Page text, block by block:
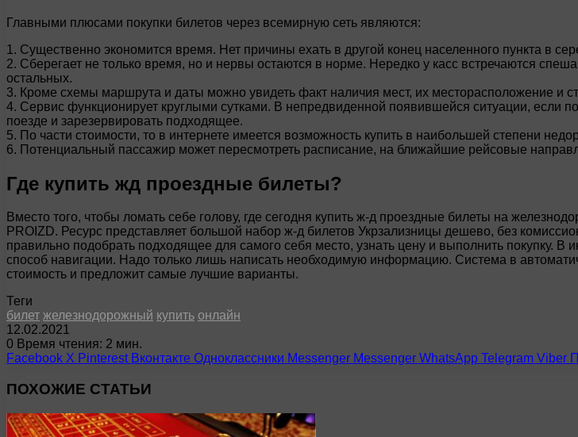
Главными плюсами покупки билетов через всемирную сеть являются:
1. Существенно экономится время. Нет причины ехать в другой конец населенного пункта в
2. Сберегает не только время, но и нервы остаются в норме. Нередко у касс встречаются
остальных.
3. Кроме схемы маршрута и даты можно увидеть факт наличия мест, их месторасположение и
4. Сервис функционирует круглыми сутками. В непредвиденной появившейся ситуации, если
поезде и зарезервировать подходящее.
5. По части стоимости, то в интернете имеется возможность купить в наибольшей степени
6. Потенциальный пассажир может пересмотреть расписание, на ближайшие рейсовые
Где купить жд проездные билеты?
Вместо того, чтобы ломать себе голову, где сегодня купить ж-д проездные билеты на
PROIZD. Ресурс представляет большой набор ж-д билетов Укрзализницы дешево, без
правильно подобрать подходящее для самого себя место, узнать цену и выполнить покупку.
способ навигации. Надо только лишь написать необходимую информацию. Система в
стоимость и предложит самые лучшие варианты.
Теги
билет железнодорожный купить онлайн
12.02.2021
0 Время чтения: 2 мин.
Facebook X Pinterest Вконтакте Одноклассники Messenger Messenger WhatsApp Telegram Viber
ПОХОЖИЕ СТАТЬИ